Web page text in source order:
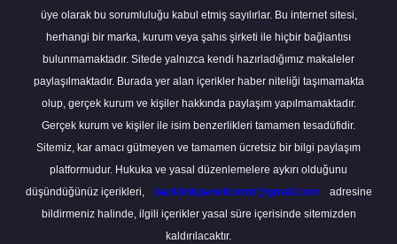
üye olarak bu sorumluluğu kabul etmiş sayılırlar. Bu internet sitesi,
herhangi bir marka, kurum veya şahıs şirketi ile hiçbir bağlantısı
bulunmamaktadır. Sitede yalnızca kendi hazırladığımız makaleler
paylaşılmaktadır. Burada yer alan içerikler haber niteliği taşımamakta
olup, gerçek kurum ve kişiler hakkında paylaşım yapılmamaktadır.
Gerçek kurum ve kişiler ile isim benzerlikleri tamamen tesadüfidir.
Sitemiz, kar amacı gütmeyen ve tamamen ücretsiz bir bilgi paylaşım
platformudur. Hukuka ve yasal düzenlemelere aykırı olduğunu
düşündüğünüz içerikleri,
backlinkpanelicomtr@gmail.com
adresine
bildirmeniz halinde, ilgili içerikler yasal süre içerisinde sitemizden
kaldırılacaktır.